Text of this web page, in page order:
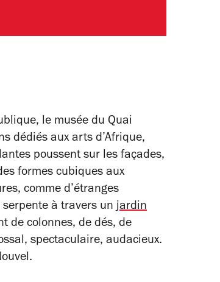
le musée du Quai
dédiés aux arts d’Afrique,
poussent sur les façades,
formes cubiques aux
comme d’étranges
serpente à travers unjardin
de colonnes, de dés, de
spectaculaire, audacieux.